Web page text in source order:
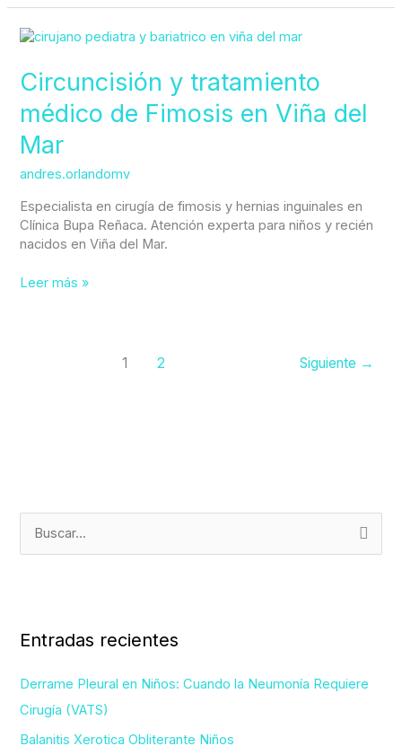
Circuncisión y tratamiento
médico de Fimosis en Viña del
Mar
andres.orlandomv
Especialista en cirugía de fimosis y hernias inguinales en
Clínica Bupa Reñaca. Atención experta para niños y recién
nacidos en Viña del Mar.
Circuncisión
tratamiento
médico
de
en
Viña
Mar
Leer más »
1 2 Siguiente →
a
p
o
r
Entradas recientes
Derrame Pleural en Niños: Cuando la Neumonía Requiere
Cirugía (VATS)
Balanitis Xerotica Obliterante Niños